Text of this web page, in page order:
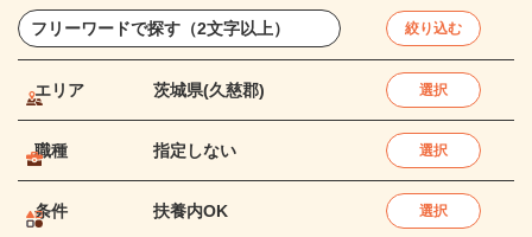
絞り込む
エリア 茨城県(久慈郡) 選択
職種 指定しない 選択
条件 扶養内OK 選択